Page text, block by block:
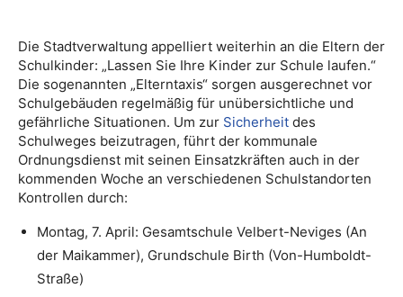
Die Stadtverwaltung appelliert weiterhin an die Eltern der
Schulkinder: „Lassen Sie Ihre Kinder zur Schule laufen.“
Die sogenannten „Elterntaxis“ sorgen ausgerechnet vor
Schulgebäuden regelmäßig für unübersichtliche und
gefährliche Situationen. Um zur Sicherheit des
Schulweges beizutragen, führt der kommunale
Ordnungsdienst mit seinen Einsatzkräften auch in der
kommenden Woche an verschiedenen Schulstandorten
Kontrollen durch:
Montag, 7. April: Gesamtschule Velbert-Neviges (An
der Maikammer), Grundschule Birth (Von-Humboldt-
Straße)